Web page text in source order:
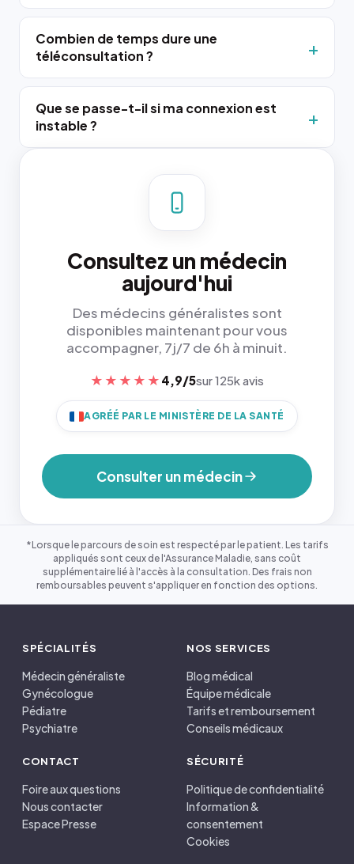
Combien de temps dure une
téléconsultation ?
Que se passe-t-il si ma connexion est
instable ?
Consultez un médecin
aujourd'hui
Des médecins généralistes sont
disponibles maintenant pour vous
accompagner, 7j/7 de 6h à minuit.
★★★★★ 4,9/5sur 125k avis
AGRÉÉ PAR LE MINISTÈRE DE LA SANTÉ
Consulter un médecin
*Lorsque le parcours de soin est respecté par le patient. Les tarifs
appliqués sont ceux de l'Assurance Maladie, sans coût
supplémentaire lié à l'accès à la consultation. Des frais non
remboursables peuvent s'appliquer en fonction des options.
SPÉCIALITÉS
Médecin généraliste
Gynécologue
Pédiatre
Psychiatre
NOS SERVICES
Blog médical
Équipe médicale
Tarifs et remboursement
Conseils médicaux
CONTACT
Foire aux questions
Nous contacter
Espace Presse
SÉCURITÉ
Politique de confidentialité
Information &
consentement
Cookies